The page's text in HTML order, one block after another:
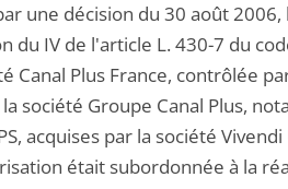
une décision du 30 août
IV de l'article L. 430-7 du
Canal Plus France, contrôlée
société Groupe Canal Plus,
acquises par la société
était subordonnée à la